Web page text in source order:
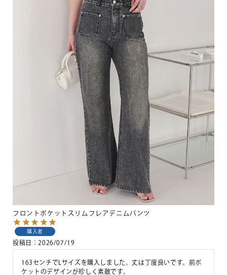
フロントポケットスリムフレアデニムパンツ
購入者
投稿日 2026/07/19
163センチでLサイズを購入しました。丈は丁度良いです。前ポ
ケットのデザインが珍しく素敵です。